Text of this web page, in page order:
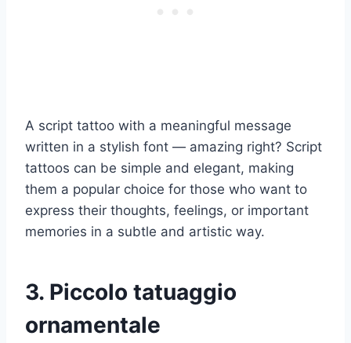
A script tattoo with a meaningful message
written in a stylish font — amazing right? Script
tattoos can be simple and elegant, making
them a popular choice for those who want to
express their thoughts, feelings, or important
memories in a subtle and artistic way.
3. Piccolo tatuaggio
ornamentale